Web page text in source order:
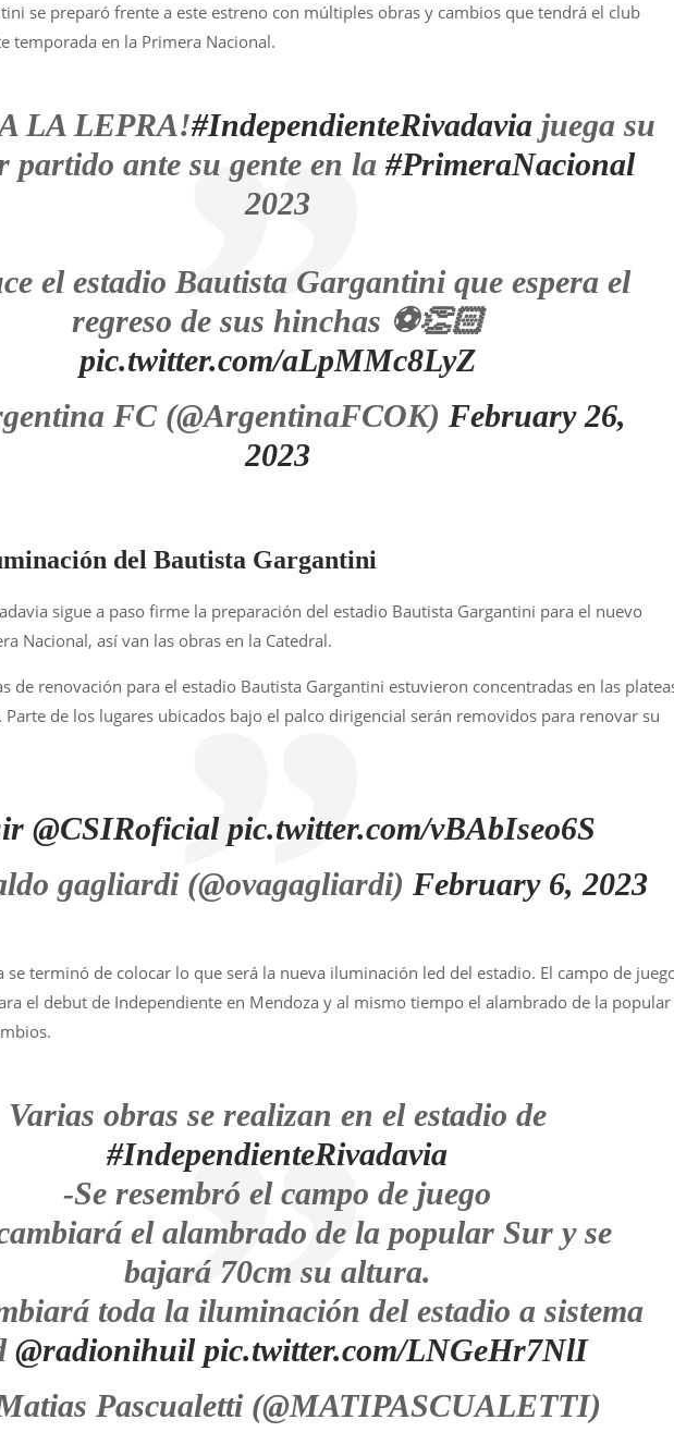
se preparó frente a este estreno con múltiples obras y cambios que tendrá el club
temporada en la Primera Nacional.
LA LEPRA!#IndependienteRivadavia juega su
partido ante su gente en la#PrimeraNacional
2023
el estadio Bautista Gargantini que espera el
regreso de sus hinchas ⚽️👏🏻
pic.twitter.com/aLpMMc8LyZ
FC (@ArgentinaFCOK)February 26,
2023
del Bautista Gargantini
sigue a paso firme la preparación del estadio Bautista Gargantini para el nuevo
Nacional, así van las obras en la Catedral.
de renovación para el estadio Bautista Gargantini estuvieron concentradas en las
Parte de los lugares ubicados bajo el palco dirigencial serán removidos para renovar su
@CSIRoficial pic.twitter.com/vBAbIseo6S
gagliardi (@ovagagliardi)February 6, 2023
se terminó de colocar lo que será la nueva iluminación led del estadio. El campo de
el debut de Independiente en Mendoza y al mismo tiempo el alambrado de la popular
Varias obras se realizan en el estadio de
#IndependienteRivadavia
-Se resembró el campo de juego
el alambrado de la popular Sur y se
bajará 70cm su altura.
toda la iluminación del estadio a sistema
@radionihuil pic.twitter.com/LNGeHr7NlI
Pascualetti (@MATIPASCUALETTI)